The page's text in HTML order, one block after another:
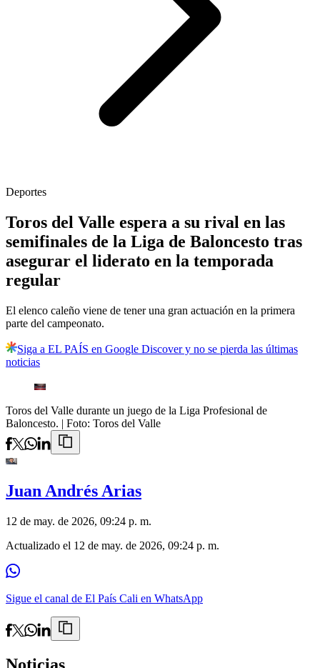
Deportes
Toros del Valle espera a su rival en las
semifinales de la Liga de Baloncesto tras
asegurar el liderato en la temporada
regular
El elenco caleño viene de tener una gran actuación en la primera
parte del campeonato.
Siga a EL PAÍS en Google Discover y no se pierda las últimas
noticias
Toros del Valle durante un juego de la Liga Profesional de
Baloncesto. | Foto: Toros del Valle
Juan Andrés Arias
12 de may. de 2026, 09:24 p. m.
Actualizado el 12 de may. de 2026, 09:24 p. m.
Sigue el canal de El País Cali en WhatsApp